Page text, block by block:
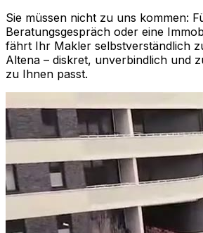
Sie müssen nicht zu uns kommen:
Beratungsgespräch oder eine
fährt Ihr Makler selbstverständlich
Altena – diskret, unverbindlich und
zu Ihnen passt.